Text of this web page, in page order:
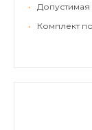
•
•
Комплект